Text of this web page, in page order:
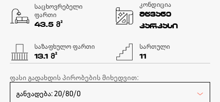
საცხოვრებელი
ფართი
43.5 Მ²
კონდიცია
მწვანე
კარკასი
საზაფხულო ფართი
13.1 Მ²
სართული
11
ფასი გადახდის პირობების მიხედვით: